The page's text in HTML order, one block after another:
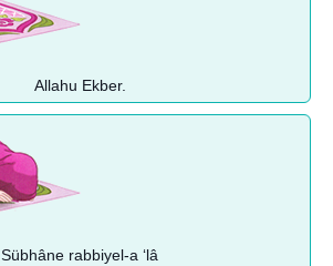
Allahu Ekber.
Sübhâne rabbiyel-a ‘lâ